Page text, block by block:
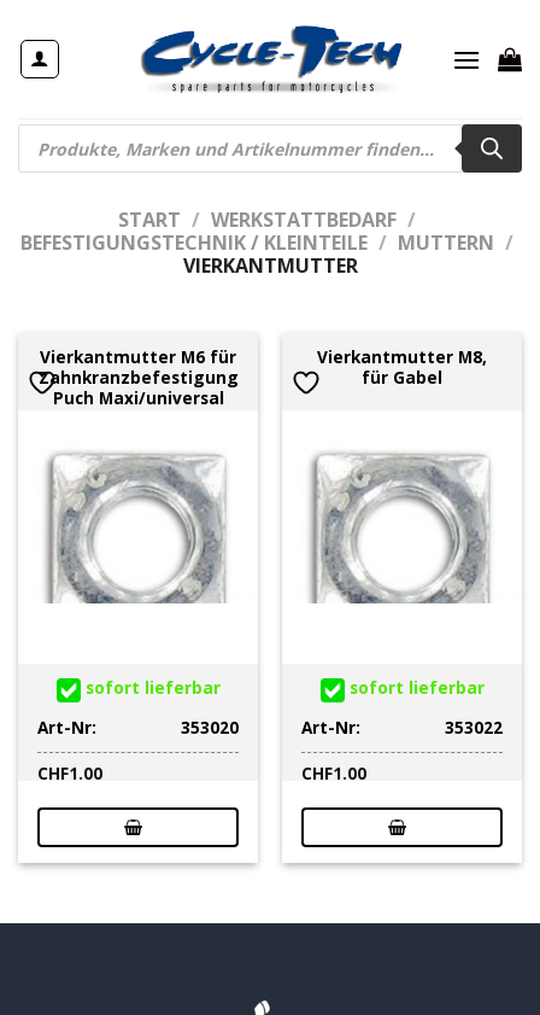
Inhalt
springen
Products
search
START / WERKSTATTBEDARF /
BEFESTIGUNGSTECHNIK / KLEINTEILE / MUTTERN /
VIERKANTMUTTER
Vierkantmutter M6 für
Zahnkranzbefestigung
Puch Maxi/universal
sofort lieferbar
Art-Nr:
353020
CHF1.00
Vierkantmutter M8,
für Gabel
sofort lieferbar
Art-Nr:
353022
CHF1.00